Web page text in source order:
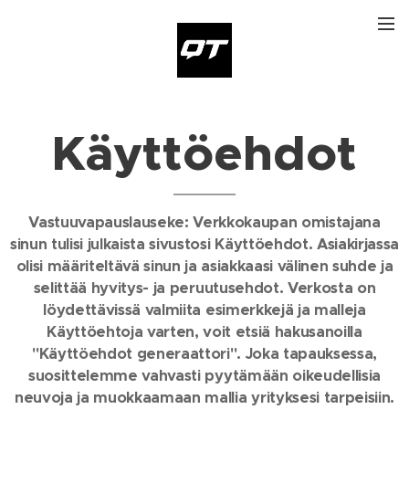
Käyttöehdot
Vastuuvapauslauseke: Verkkokaupan omistajana
sinun tulisi julkaista sivustosi Käyttöehdot. Asiakirjassa
olisi määriteltävä sinun ja asiakkaasi välinen suhde ja
selittää hyvitys- ja peruutusehdot. Verkosta on
löydettävissä valmiita esimerkkejä ja malleja
Käyttöehtoja varten, voit etsiä hakusanoilla
"Käyttöehdot generaattori". Joka tapauksessa,
suosittelemme vahvasti pyytämään oikeudellisia
neuvoja ja muokkaamaan mallia yrityksesi tarpeisiin.